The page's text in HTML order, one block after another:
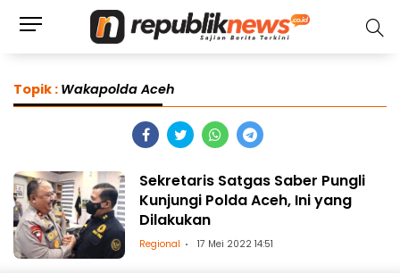
Topik : Wakapolda Aceh
Sekretaris Satgas Saber Pungli
Kunjungi Polda Aceh, Ini yang
Dilakukan
Regional 17 Mei 2022 14:51